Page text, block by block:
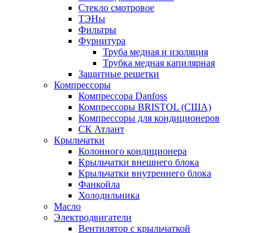
Стекло смотровое
ТЭНы
Фильтры
Фурнитура
Труба медная и изоляция
Трубка медная капилярная
Защитные решетки
Компрессоры
Компрессора Danfoss
Компрессоры BRISTOL (США)
Компрессоры для кондиционеров
СК Атлант
Крыльчатки
Колонного кондиционера
Крыльчатки внешнего блока
Крыльчатки внутреннего блока
Фанкойла
Холодильника
Масло
Электродвигатели
Вентилятор с крыльчаткой